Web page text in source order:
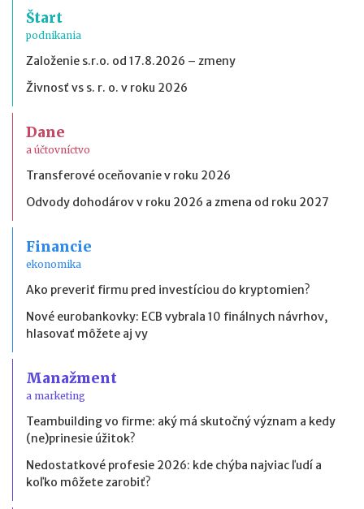
Štart
podnikania
Založenie s.r.o. od 17.8.2026 – zmeny
Živnosť vs s. r. o. v roku 2026
Dane
a účtovníctvo
Transferové oceňovanie v roku 2026
Odvody dohodárov v roku 2026 a zmena od roku 2027
Financie
ekonomika
Ako preveriť firmu pred investíciou do kryptomien?
Nové eurobankovky: ECB vybrala 10 finálnych návrhov,
hlasovať môžete aj vy
Manažment
a marketing
Teambuilding vo firme: aký má skutočný význam a kedy
(ne)prinesie úžitok?
Nedostatkové profesie 2026: kde chýba najviac ľudí a
koľko môžete zarobiť?